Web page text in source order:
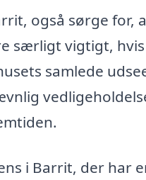
også sørge for,
særligt vigtigt,
samlede
i Barrit, der har